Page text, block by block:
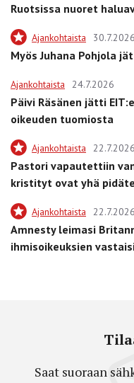
Ruotsissa nuoret
Ajankohtaista 30.7.2026
Myös Juhana Pohjola
Ajankohtaista 24.7.2026
Päivi Räsänen jätti
oikeuden tuomiosta
Ajankohtaista 22.7.2026
Pastori vapautettiin
kristityt ovat yhä
Ajankohtaista 22.7.2026
Amnesty leimasi
ihmisoikeuksien
Saat suoraan